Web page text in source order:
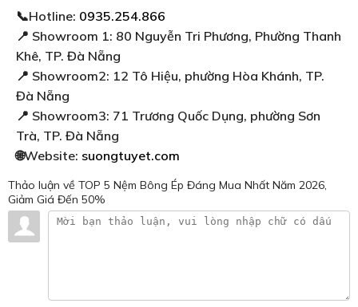
📞Hotline: 0935.254.866
📍 Showroom 1: 80 Nguyễn Tri Phương, Phường Thanh
Khê, TP. Đà Nẵng
📍 Showroom2: 12 Tô Hiệu, phường Hòa Khánh, TP.
Đà Nẵng
📍 Showroom3: 71 Trương Quốc Dụng, phường Sơn
Trà, TP. Đà Nẵng
🌐Website: suongtuyet.com
Thảo luận về TOP 5 Nệm Bông Ép Đáng Mua Nhất Năm 2026,
Giảm Giá Đến 50%